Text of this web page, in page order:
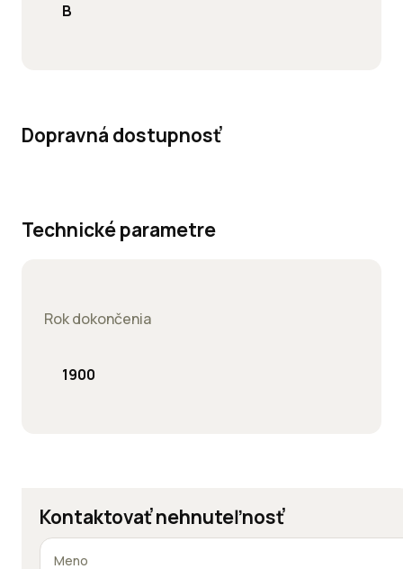
B
Dopravná dostupnosť
Technické parametre
Rok dokončenia
1900
Kontaktovať nehnuteľnosť